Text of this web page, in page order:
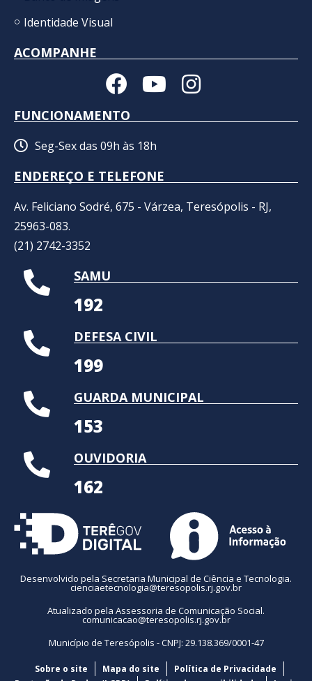
Identidade Visual
ACOMPANHE
FUNCIONAMENTO
Seg-Sex das 09h às 18h
ENDEREÇO E TELEFONE
Av. Feliciano Sodré, 675 - Várzea, Teresópolis - RJ,
25963-083.
(21) 2742-3352​
SAMU
192
DEFESA CIVIL
199
GUARDA MUNICIPAL
153
OUVIDORIA
162
Desenvolvido pela Secretaria Municipal de Ciência e Tecnologia.
cienciaetecnologia@teresopolis.rj.gov.br
Atualizado pela Assessoria de Comunicação Social.
comunicacao@teresopolis.rj.gov.br
Município de Teresópolis - CNPJ: 29.138.369/0001-47
Sobre o site Mapa do site
Política de Privacidade